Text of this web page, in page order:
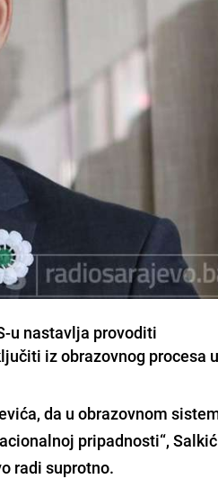
u nastavlja provoditi
iz obrazovnog procesa u
, da u obrazovnom
pripadnosti“,
radi suprotno.